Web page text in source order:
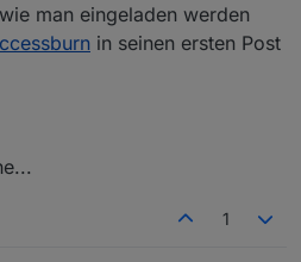
man eingeladen werden
in seinen ersten Post
1